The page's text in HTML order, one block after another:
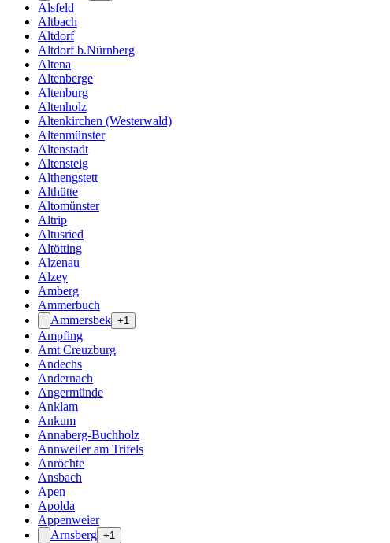
Alsfeld
Altbach
Altdorf
Altdorf b.Nürnberg
Altena
Altenberge
Altenburg
Altenholz
Altenkirchen (Westerwald)
Altenmünster
Altenstadt
Altensteig
Althengstett
Althütte
Altomünster
Altrip
Altusried
Altötting
Alzenau
Alzey
Amberg
Ammerbuch
Ammersbek +1
Ampfing
Amt Creuzburg
Andechs
Andernach
Angermünde
Anklam
Ankum
Annaberg-Buchholz
Annweiler am Trifels
Anröchte
Ansbach
Apen
Apolda
Appenweier
Arnsberg +1